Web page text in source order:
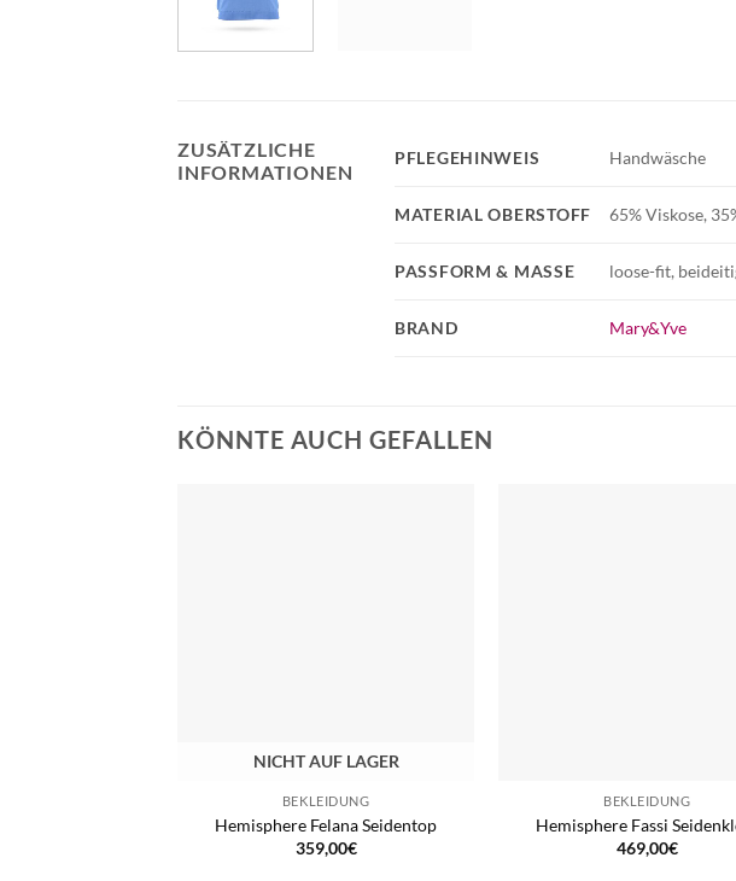
ZUSÄTZLICHE
INFORMATIONEN
BRAND Mary&Yve
PFLEGEHINWEIS Handwäsche
MATERIAL OBERSTOFF 65% Viskose,
PASSFORM & MASSE loose-fit,
KÖNNTE AUCH GEFALLEN
NICHT AUF LAGER
BEKLEIDUNG
Hemisphere Felana Seidentop
359,00€
BEKLEIDUNG
Hemisphere Fassi
469,00€